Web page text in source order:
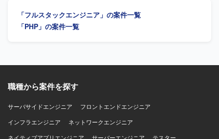
プ・導入できる方を求めています。「なぜ？」を深掘り
し、サービスをより良くするための課題解決を楽しめる方
スターターな方を求めています。タスク待ちではなく主体
ービス運営のための問題解決に積極的に関与できる方を歓
迎します。 【ポジションの魅力】 既存自社システムの運
用・保守から改修まで幅広い工程に関わることができ、フ
ルスタックなスキルを活かしていただけます。AIツールを
活用した開発スタイルを実践できるため、最新の開発トレ
「フルスタックエンジニア」の案件一覧
「PHP」の案件一覧
職種から案件を探す
サーバサイドエンジニア
フロントエンドエンジニア
インフラエンジニア
ネットワークエンジニア
ネイティブアプリエンジニア
サーバーエンジニア
テスター